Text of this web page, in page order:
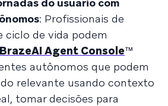
: Profissionais de
ciclo de vida podem
BrazeAI Agent Console™
autônomos que podem
relevante usando contexto
tomar decisões para